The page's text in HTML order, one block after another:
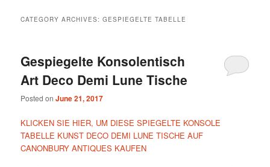
content
content
CATEGORY ARCHIVES:GESPIEGELTE TABELLE
Gespiegelte Konsolentisch
Art Deco Demi Lune Tische
Posted onJune 21, 2017
KLICKEN SIE HIER, UM DIESE SPIEGELTE KONSOLE
TABELLE KUNST DECO DEMI LUNE TISCHE AUF
CANONBURY ANTIQUES KAUFEN